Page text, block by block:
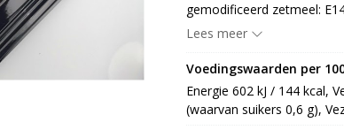
gemodificeerd zetmeel:
E450, E451, kruiden,
(paprika, kurkuma, chili,
antiklontermiddel: E551,
varken 74% [varkensvlees
vezel, kruiden, specerij,
Lees meer
Voedingswaarden per
Energie 602 kJ / 144 kcal,
(waarvan suikers 0,6 g),